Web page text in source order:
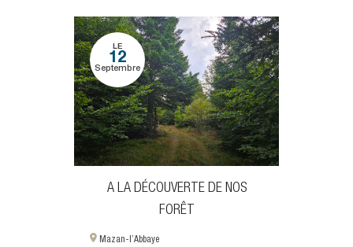
LE
12
Septembre
A LA DÉCOUVERTE DE NOS
FORÊT
Mazan-l’Abbaye